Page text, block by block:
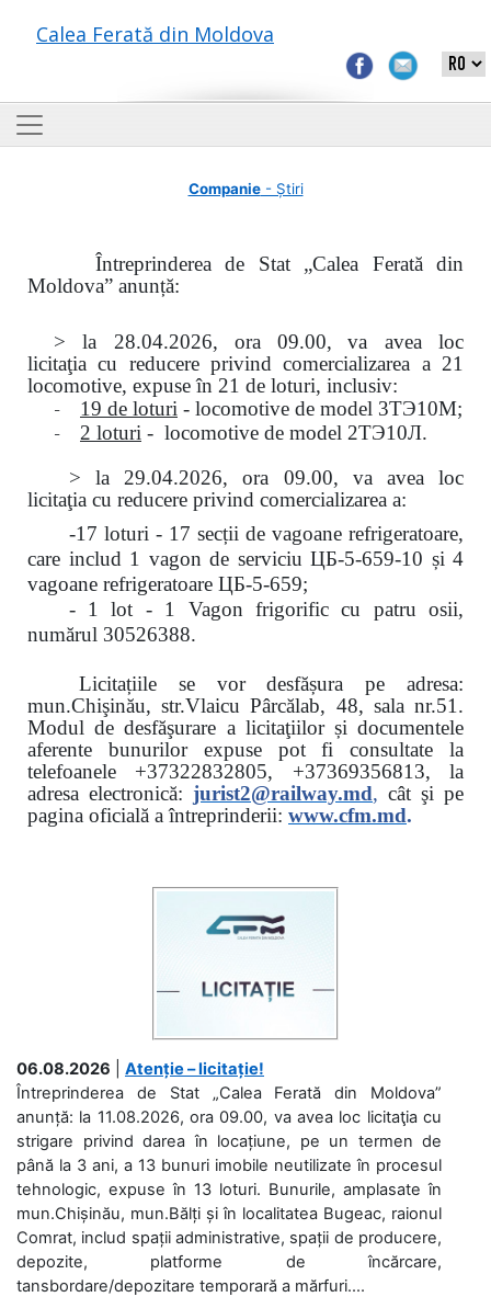
Calea Ferată din Moldova
Companie- Știri
Întreprinderea de Stat „Calea Ferată din
Moldova” anunță:
> la 28.04.2026, ora 09.00,
va avea loc
licitaţiacu reducere privind comercializarea a 21
locomotive, expuse în 21 de loturi, inclusiv:
- 19 de loturi - locomotive de model 3ТЭ10М;
- 2 loturi - locomotive de model 2ТЭ10Л.
> la 29.04.2026, ora 09.00, va avea loc
licitaţia cu reducere privind comercializarea a:
-17 loturi - 17 secții de vagoane refrigeratoare,
care includ 1 vagon de serviciu ЦБ-5-659-10 și 4
vagoane refrigeratoare ЦБ-5-659;
- 1 lot - 1 Vagon frigorific cu patru osii,
numărul 30526388.
Licitațiile se vor desfășura pe adresa:
mun.Chişinău, str.Vlaicu Pârcălab, 48, sala nr.51.
Modul de desfăşurare a licitaţiilor și documentele
aferente bunurilor expuse pot fi consultate la
telefoanele +37322832805, +37369356813, la
adresa electronică: jurist2@railway.md, cât şi pe
pagina oficială a întreprinderii: www.cfm.md.
06.08.2026
Atenție – licitație!
Întreprinderea de Stat „Calea Ferată din Moldova”
anunță: la 11.08.2026, ora 09.00, va avea loc licitaţia cu
strigare privind darea în locațiune, pe un termen de
până la 3 ani, a 13 bunuri imobile neutilizate în procesul
tehnologic, expuse în 13 loturi. Bunurile, amplasate în
mun.Chișinău, mun.Bălți și în localitatea Bugeac, raionul
Comrat, includ spații administrative, spații de producere,
depozite, platforme de încărcare,
tansbordare/depozitare temporară a mărfuri....